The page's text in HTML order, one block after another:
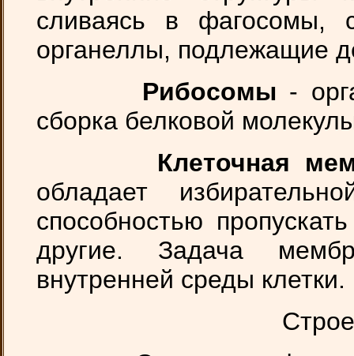
сливаясь в фагосомы,
органеллы, подлежащие
Рибосомы -
сборка белковой
Клеточная
обладает
способностью
другие. Задача
внутренней среды клетки.